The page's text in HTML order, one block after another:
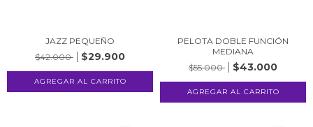
JAZZ PEQUEÑO
$42.000
$29.900
PELOTA DOBLE FUNCIÓN
MEDIANA
$55.000
$43.000